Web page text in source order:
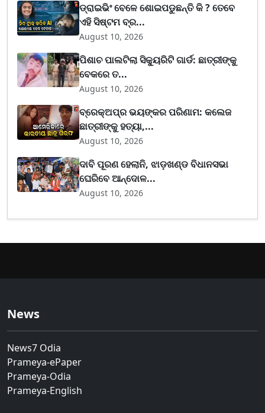
ଡ୍ରାଇଭିଂ ବେଳେ ଶୋଇପଡୁଛନ୍ତି କି ? ତେବେ
ଏହି ସିଷ୍ଟମ ବ୍ର...
August 10, 2026
ପିଶାଚ ପାଲଟିଲା ସିକ୍ୟୁରିଟି ଗାର୍ଡ: ଛାତ୍ରୀଙ୍କୁ
ବେକରେ ତ...
August 10, 2026
ବ୍ରେକ୍ଅପ୍‌ର ଭୟଙ୍କର ପରିଣାମ: କଲେଜ
ଛାତ୍ରୀଙ୍କୁ ହତ୍ୟା,...
August 10, 2026
ଦାବି ପୂରଣ ହେଲାନି, ଝାଡ଼ଖଣ୍ଡ ବିଧାନସଭା
ଘେରିବେ ଆନ୍ଦୋଳ...
August 10, 2026
News
News7 Odia
Prameya-ePaper
Prameya-Odia
Prameya-English